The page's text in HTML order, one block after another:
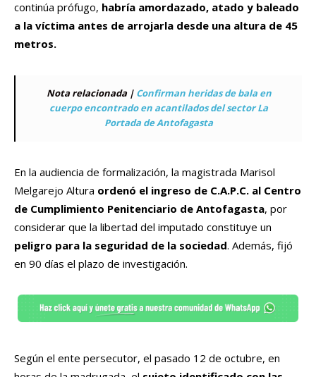
continúa prófugo, habría amordazado, atado y baleado
a la víctima antes de arrojarla desde una altura de 45
metros.
Nota relacionada | Confirman heridas de bala en
cuerpo encontrado en acantilados del sector La
Portada de Antofagasta
En la audiencia de formalización, la magistrada Marisol
Melgarejo Altura ordenó el ingreso de C.A.P.C. al Centro
de Cumplimiento Penitenciario de Antofagasta, por
considerar que la libertad del imputado constituye un
peligro para la seguridad de la sociedad. Además, fijó
en 90 días el plazo de investigación.
Según el ente persecutor, el pasado 12 de octubre, en